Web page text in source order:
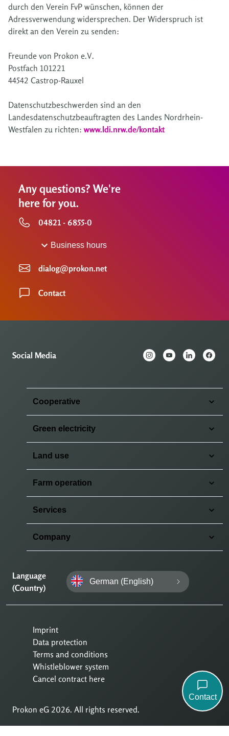
durch den Verein FvP wünschen, können der
Adressverwendung widersprechen. Der Widerspruch ist
direkt an den Verein zu senden:
Freunde von Prokon e.V.
Postfach 101221
44542 Castrop-Rauxel
Datenschutzbeschwerden sind an den
Landesdatenschutzbeauftragten des Landes Nordrhein-
Westfalen zu richten: www.ldi.nrw.de/kontakt
Any questions? We're
here for you.
04821 - 6855-0
Business hours
dialog@prokon.net
Contact
Social Media
Cooperative
Green electricity
Land use
Farm operation
Services
Company
Language
(Country)
German (English)
Prokon eG 2026. All rights reserved.
Imprint
Data protection
Terms and conditions
Whistleblower system
Cancel contract here
Contact